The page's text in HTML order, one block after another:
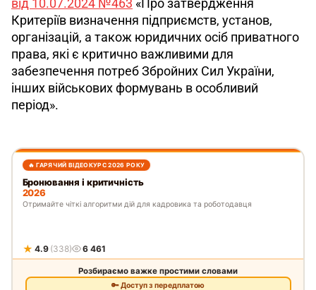
Критеріїв визначення підприємств, установ,
організацій, а також юридичних осіб приватного
права, які є критично важливими для
забезпечення потреб Збройних Сил України,
інших військових формувань в особливий
період».